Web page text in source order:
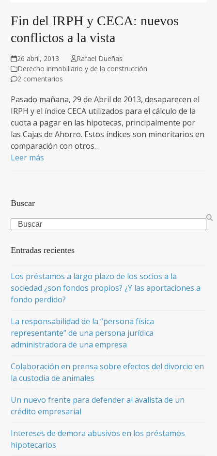
Fin del IRPH y CECA: nuevos
conflictos a la vista
26 abril, 2013
Rafael Dueñas
Derecho inmobiliario y de la construcción
2 comentarios
Pasado mañana, 29 de Abril de 2013, desaparecen el
IRPH y el índice CECA utilizados para el cálculo de la
cuota a pagar en las hipotecas, principalmente por
las Cajas de Ahorro. Estos índices son minoritarios en
comparación con otros…
Leer más
Buscar
Search
Entradas recientes
Los préstamos a largo plazo de los socios a la
sociedad ¿son fondos propios? ¿Y las aportaciones a
fondo perdido?
La responsabilidad de la “persona física
representante” de una persona jurídica
administradora de una empresa
Colaboración en prensa sobre efectos del divorcio en
la custodia de animales
Un nuevo frente para defender al avalista de un
crédito empresarial
Intereses de demora abusivos en los préstamos
hipotecarios